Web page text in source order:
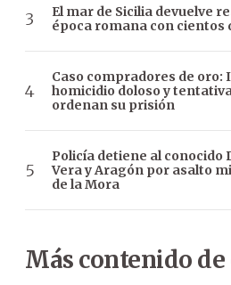
El mar de Sicilia devuelve
época romana con cientos
Caso compradores de
homicidio doloso y
ordenan su prisión
Policía detiene al conocido
Vera y Aragón por asalto
de la Mora
Más contenido de